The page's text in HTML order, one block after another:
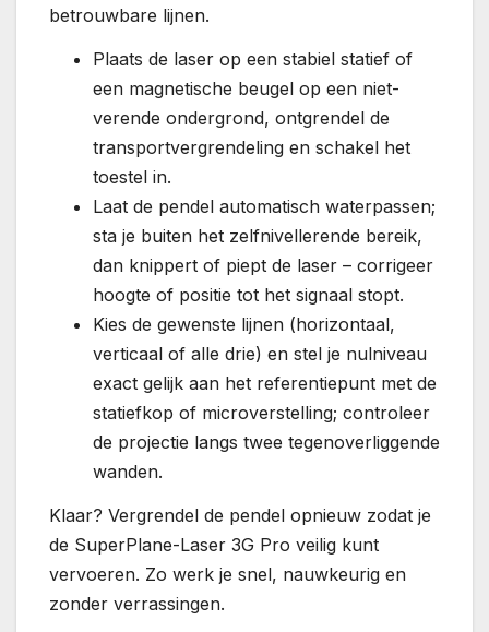
betrouwbare lijnen.
Plaats de laser op een stabiel statief of
een magnetische beugel op een niet-
verende ondergrond, ontgrendel de
transportvergrendeling en schakel het
toestel in.
Laat de pendel automatisch waterpassen;
sta je buiten het zelfnivellerende bereik,
dan knippert of piept de laser – corrigeer
hoogte of positie tot het signaal stopt.
Kies de gewenste lijnen (horizontaal,
verticaal of alle drie) en stel je nulniveau
exact gelijk aan het referentiepunt met de
statiefkop of microverstelling; controleer
de projectie langs twee tegenoverliggende
wanden.
Klaar? Vergrendel de pendel opnieuw zodat je
de SuperPlane-Laser 3G Pro veilig kunt
vervoeren. Zo werk je snel, nauwkeurig en
zonder verrassingen.